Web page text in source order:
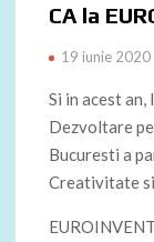
CA la
19 iunie 2020
Si in acest
Dezvoltare
Bucuresti a
Creativitate